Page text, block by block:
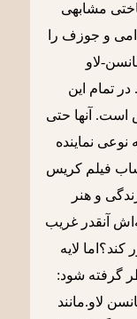
مشابهی
و جوزف را
لاو
تمام این
است. آنها حتی
نماینده
فیلم کریس
و هنر
آنقدر غریب
لایه
گرفته شود:
لاو.مانند